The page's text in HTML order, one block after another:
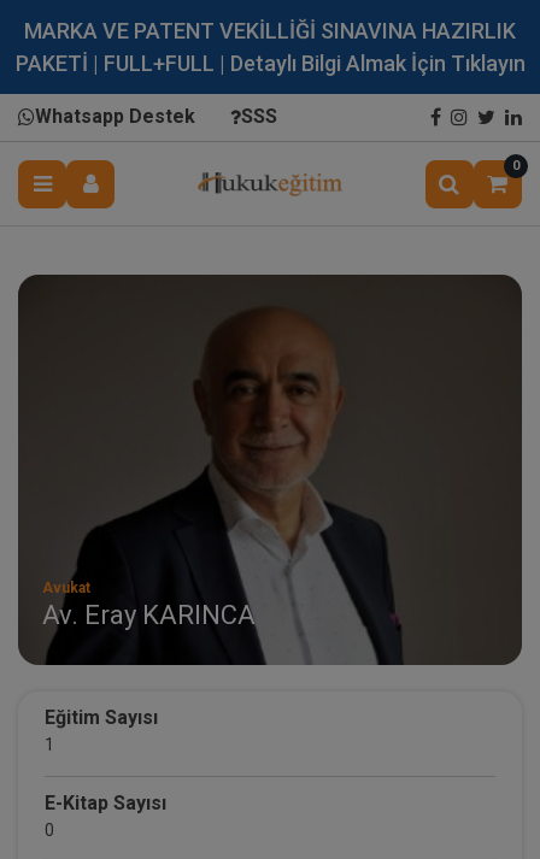
MARKA VE PATENT VEKİLLİĞİ SINAVINA HAZIRLIK
PAKETİ | FULL+FULL | Detaylı Bilgi Almak İçin Tıklayın
Whatsapp Destek SSS
0
Avukat
Av. Eray KARINCA
Eğitim Sayısı
1
E-Kitap Sayısı
0